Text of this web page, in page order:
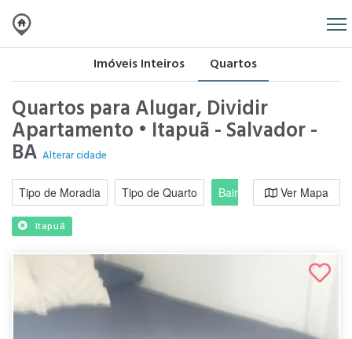
Imóveis Inteiros Quartos
Quartos para Alugar, Dividir
Apartamento • Itapuã - Salvador -
BA Alterar cidade
Tipo de Moradia Tipo de Quarto Bairro / RegiãoVer Mapa
Itapuã